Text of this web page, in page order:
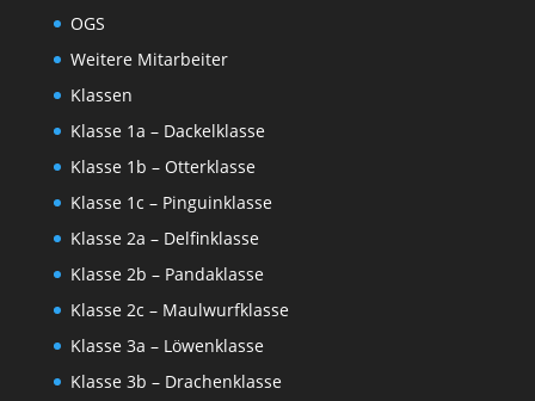
OGS
Weitere Mitarbeiter
Klassen
Klasse 1a – Dackelklasse
Klasse 1b – Otterklasse
Klasse 1c – Pinguinklasse
Klasse 2a – Delfinklasse
Klasse 2b – Pandaklasse
Klasse 2c – Maulwurfklasse
Klasse 3a – Löwenklasse
Klasse 3b – Drachenklasse